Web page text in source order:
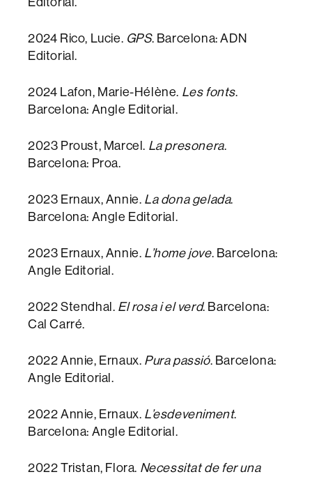
2024 Rico, Lucie. GPS. Barcelona: ADN
Editorial.
2024 Lafon, Marie-Hélène. Les fonts.
Barcelona: Angle Editorial.
2023 Proust, Marcel. La presonera.
Barcelona: Proa.
2023 Ernaux, Annie. La dona gelada.
Barcelona: Angle Editorial.
2023 Ernaux, Annie. L’home jove. Barcelona:
Angle Editorial.
2022 Stendhal. El rosa i el verd. Barcelona:
Cal Carré.
2022 Annie, Ernaux. Pura passió. Barcelona:
Angle Editorial.
2022 Annie, Ernaux. L’esdeveniment.
Barcelona: Angle Editorial.
2022 Tristan, Flora. Necessitat de fer una